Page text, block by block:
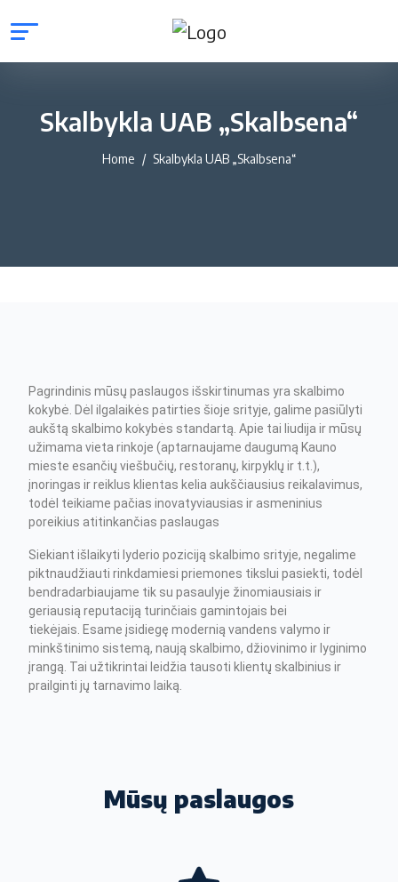
Skalbykla UAB „Skalbsena“
Home Skalbykla UAB „Skalbsena“
Pagrindinis mūsų paslaugos išskirtinumas yra skalbimo
kokybė. Dėl ilgalaikės patirties šioje srityje, galime pasiūlyti
aukštą skalbimo kokybės standartą. Apie tai liudija ir mūsų
užimama vieta rinkoje (aptarnaujame daugumą Kauno
mieste esančių viešbučių, restoranų, kirpyklų ir t.t.),
įnoringas ir reiklus klientas kelia aukščiausius reikalavimus,
todėl teikiame pačias inovatyviausias ir asmeninius
poreikius atitinkančias paslaugas
Siekiant išlaikyti lyderio poziciją skalbimo srityje, negalime
piktnaudžiauti rinkdamiesi priemones tikslui pasiekti, todėl
bendradarbiaujame tik su pasaulyje žinomiausiais ir
geriausią reputaciją turinčiais gamintojais bei
tiekėjais. Esame įsidiegę modernią vandens valymo ir
minkštinimo sistemą, naują skalbimo, džiovinimo ir lyginimo
įrangą. Tai užtikrintai leidžia tausoti klientų skalbinius ir
prailginti jų tarnavimo laiką.
Mūsų paslaugos